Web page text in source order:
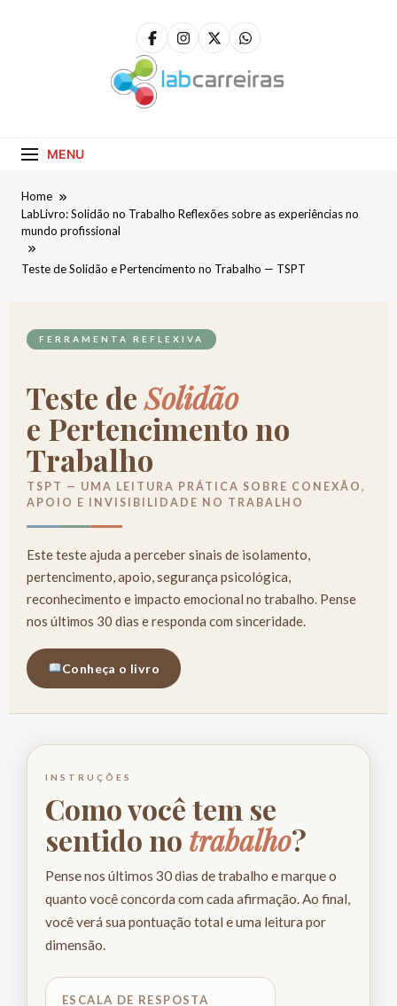
MENU
Home
LabLivro: Solidão no Trabalho Reflexões sobre as experiências no
mundo profissional
Teste de Solidão e Pertencimento no Trabalho — TSPT
FERRAMENTA REFLEXIVA
Teste deSolidão
e Pertencimento no
Trabalho
TSPT — UMA LEITURA PRÁTICA SOBRE CONEXÃO,
APOIO E INVISIBILIDADE NO TRABALHO
Este teste ajuda a perceber sinais de isolamento,
pertencimento, apoio, segurança psicológica,
reconhecimento e impacto emocional no trabalho. Pense
nos últimos 30 dias e responda com sinceridade.
Conheça o livro
INSTRUÇÕES
Como você tem se
sentido no trabalho?
Pense nos últimos 30 dias de trabalho e marque o
quanto você concorda com cada afirmação. Ao final,
você verá sua pontuação total e uma leitura por
dimensão.
ESCALA DE RESPOSTA